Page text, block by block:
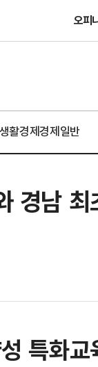
오피
생활경제경제일반
경남
특화